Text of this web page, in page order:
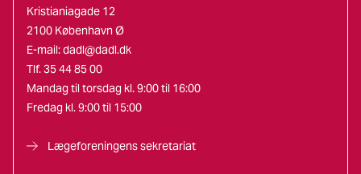
Kristianiagade 12
2100 København Ø
E-mail:dadl@dadl.dk
Tlf. 35 44 85 00
Mandag til torsdag kl. 9:00 til 16:00
Fredag kl. 9:00 til 15:00
Lægeforeningens sekretariat